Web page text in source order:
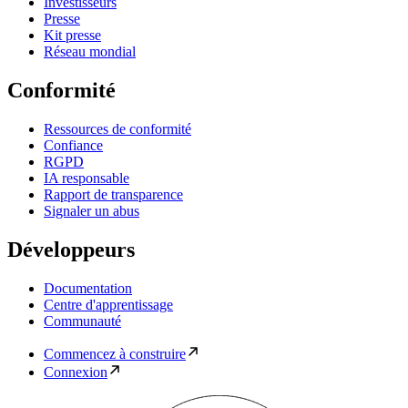
Presse
Kit presse
Réseau mondial
Conformité
Ressources de conformité
Confiance
RGPD
IA responsable
Rapport de transparence
Signaler un abus
Développeurs
Documentation
Centre d'apprentissage
Communauté
Commencez à construire
Connexion